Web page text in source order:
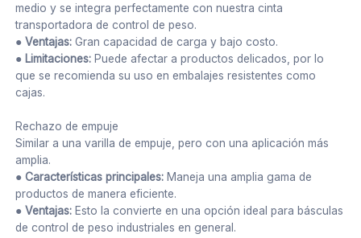
medio y se integra perfectamente con nuestra cinta
transportadora de control de peso.
● Ventajas: Gran capacidad de carga y bajo costo.
● Limitaciones: Puede afectar a productos delicados, por lo
que se recomienda su uso en embalajes resistentes como
cajas.
Rechazo de empuje
Similar a una varilla de empuje, pero con una aplicación más
amplia.
● Características principales: Maneja una amplia gama de
productos de manera eficiente.
● Ventajas: Esto la convierte en una opción ideal para básculas
de control de peso industriales en general.